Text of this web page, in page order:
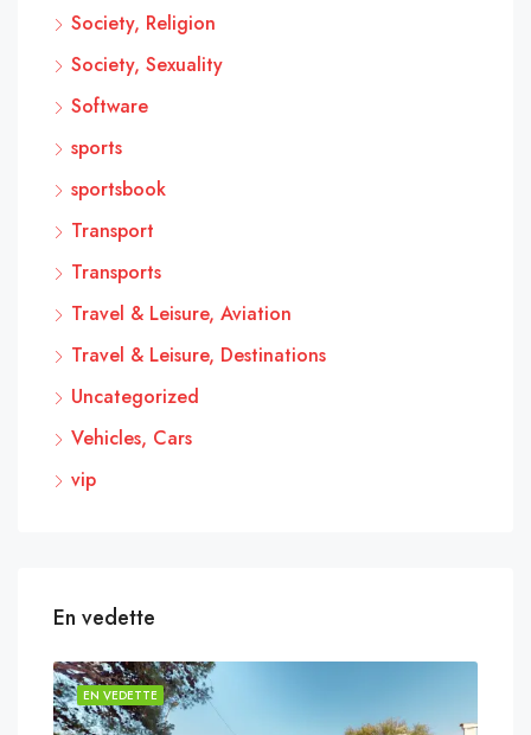
Society, Religion
Society, Sexuality
Software
sports
sportsbook
Transport
Transports
Travel & Leisure, Aviation
Travel & Leisure, Destinations
Uncategorized
Vehicles, Cars
vip
En vedette
EN VEDETTE